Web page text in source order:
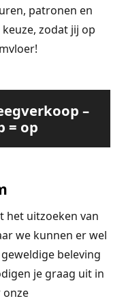
patronen en
zodat jij op
–
= op
het uitzoeken van
we kunnen er wel
beleving
je graag uit in
onze